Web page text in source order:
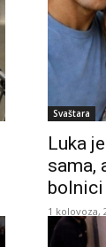
Svaštara
Luka
sama,
bolnici
1 kolovoza,